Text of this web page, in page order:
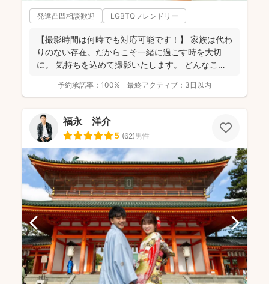
発達凸凹相談歓迎 LGBTQフレンドリー
【撮影時間は何時でも対応可能です！】 家族は代わ
りのない存在。だからこそ一緒に過ごす時を大切
に。 気持ちを込めて撮影いたします。 どんなこと
予約承諾率： 100% 最終アクティブ： 3日以内
福永 洋介
5 (62)男性